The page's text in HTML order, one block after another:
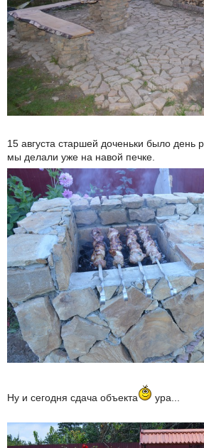
15 августа старшей доченьки было
мы делали уже на навой печке.
Ну и сегодня сдача объекта ура...